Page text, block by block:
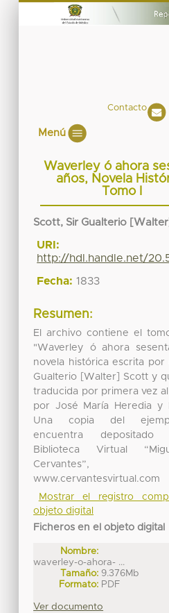
Contacto
Menú
Waverley ó ahora
años, Novela
Tomo I
Scott, Sir Gualterio [Walter]
URI:
http://hdl.handle.net/
Fecha: 1833
Resumen:
El archivo contiene el
"Waverley ó ahora
novela histórica escrita por
Gualterio [Walter] Scott y
traducida por primera vez al
por José María Heredia y
Una copia del
encuentra
Biblioteca Virtual
Cervantes”,
www.cervantesvirtual.com
Mostrar el registro
objeto digital
Ficheros en el objeto digital
Nombre:
waverley-o-ahora- ...
Tamaño: 9.376Mb
Formato: PDF
Ver documento